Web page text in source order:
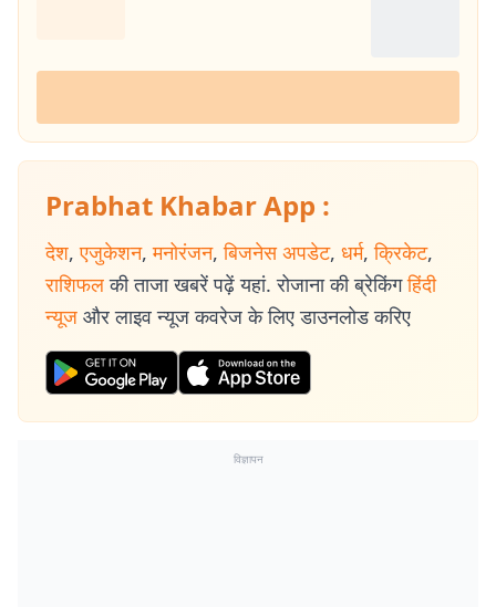
Prabhat Khabar App :
देश, एजुकेशन, मनोरंजन, बिजनेस अपडेट, धर्म, क्रिकेट,
राशिफल की ताजा खबरें पढ़ें यहां. रोजाना की ब्रेकिंग हिंदी
न्यूज और लाइव न्यूज कवरेज के लिए डाउनलोड करिए
विज्ञापन